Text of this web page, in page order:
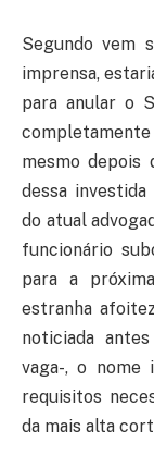
Segundo vem
imprensa,
para anular o
completamente
mesmo depois
dessa
do atual
funcionário
para a
estranha
noticiada
vaga-, o nome
requisitos
da mais alta